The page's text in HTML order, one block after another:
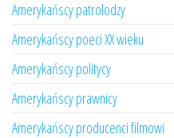
Amerykańscy patrolodzy
Amerykańscy poeci XX wieku
Amerykańscy politycy
Amerykańscy prawnicy
Amerykańscy producenci filmowi